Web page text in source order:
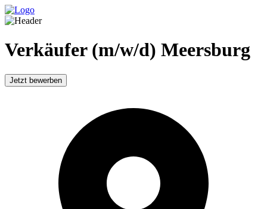
Verkäufer (m/w/d) Meersburg
Jetzt bewerben